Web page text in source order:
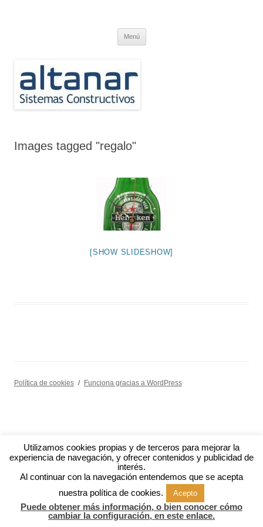
RP Technik
Menú
Images tagged "regalo"
[SHOW SLIDESHOW]
Política de cookies Funciona gracias a WordPress
Utilizamos cookies propias y de terceros para mejorar la
experiencia de navegación, y ofrecer contenidos y publicidad de
interés.
Al continuar con la navegación entendemos que se acepta
nuestra política de cookies.
Acepto
Puede obtener más información, o bien conocer cómo
cambiar la configuración, en este enlace.